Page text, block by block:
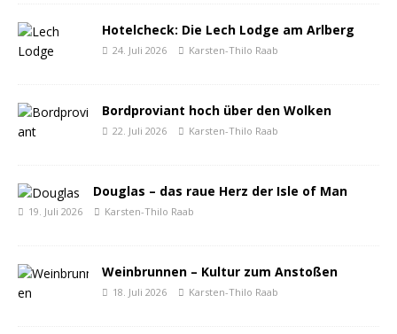
Hotelcheck: Die Lech Lodge am Arlberg
24. Juli 2026 Karsten-Thilo Raab
Bordproviant hoch über den Wolken
22. Juli 2026 Karsten-Thilo Raab
Douglas – das raue Herz der Isle of Man
19. Juli 2026 Karsten-Thilo Raab
Weinbrunnen – Kultur zum Anstoßen
18. Juli 2026 Karsten-Thilo Raab